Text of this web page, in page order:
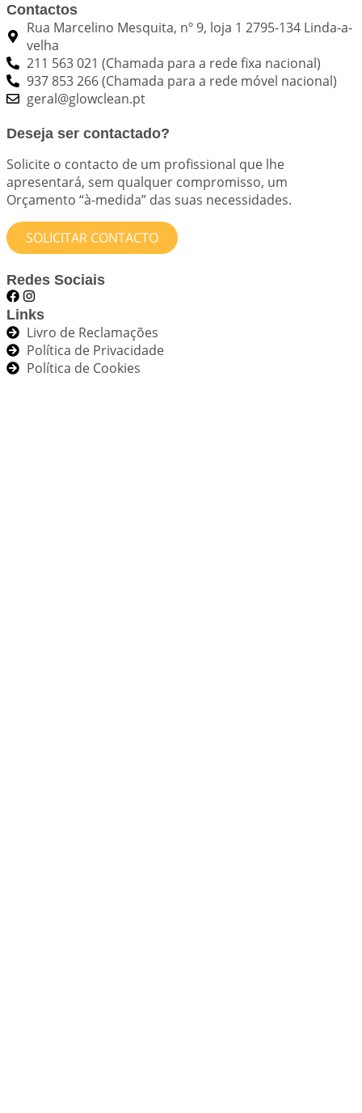
Contactos
Rua Marcelino Mesquita, nº 9, loja 1 2795-134 Linda-a-
velha
211 563 021 (Chamada para a rede fixa nacional)
937 853 266 (Chamada para a rede móvel nacional)
geral@glowclean.pt
Deseja ser contactado?
Solicite o contacto de um profissional que lhe
apresentará, sem qualquer compromisso, um
Orçamento “à-medida” das suas necessidades.
SOLICITAR CONTACTO
Redes Sociais
Links
Livro de Reclamações
Política de Privacidade
Política de Cookies